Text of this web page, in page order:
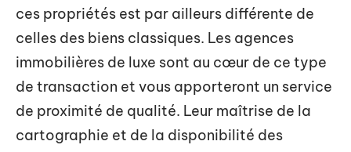
ces propriétés est par ailleurs différente de
celles des biens classiques. Les agences
immobilières de luxe sont au cœur de ce type
de transaction et vous apporteront un service
de proximité de qualité. Leur maîtrise de la
cartographie et de la disponibilité des